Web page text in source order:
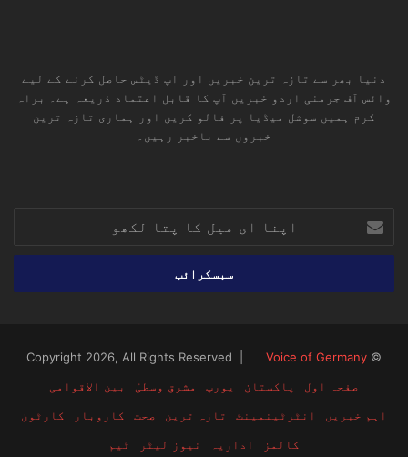
دنیا بھر سے تازہ ترین خبریں اور اپ ڈیٹس حاصل کرنے کے لیے
وائس آف جرمنی اردو خبریں آپ کا قابل اعتماد ذریعہ ہے۔ براہ
کرم ہمیں سوشل میڈیا پر فالو کریں اور ہماری تازہ ترین
خبروں سے باخبر رہیں۔
ای
میل
پتا
© Copyright 2026, All Rights Reserved |
Voice of Germany
صفحہ اول
پاکستان یورپ مشرق وسطیٰ
بین الاقوامی
اہم خبریں
انٹرٹینمینٹ تازہ ترین صحت کاروبار
کارٹون
کالمز
اداریہ نیوز لیٹر ٹیم